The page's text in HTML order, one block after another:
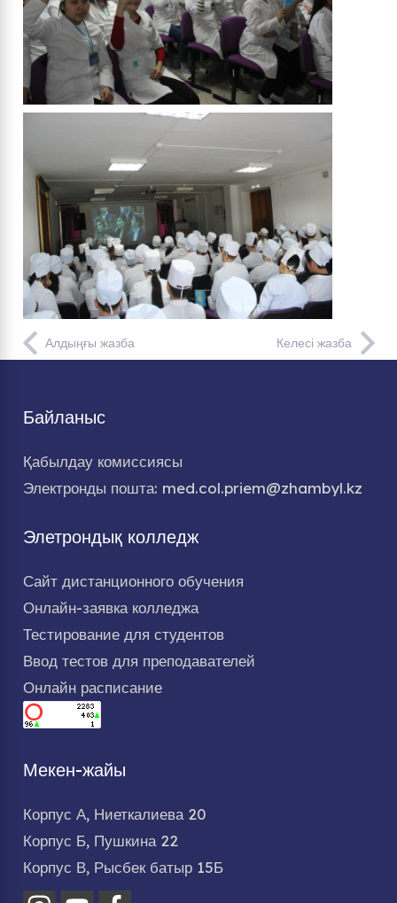
Алдыңғы жазба Келесі жазба
Байланыс
Қабылдау комиссиясы
Электронды пошта: med.col.priem@zhambyl.kz
Элетрондық колледж
Сайт дистанционного обучения
Онлайн-заявка колледжа
Тестирование для студентов
Ввод тестов для преподавателей
Онлайн расписание
Мекен-жайы
Корпус А, Ниеткалиева 20
Корпус Б, Пушкина 22
Корпус В, Рысбек батыр 15Б